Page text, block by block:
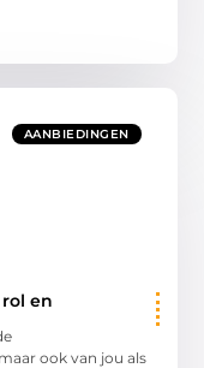
AANBIEDINGEN
en
ook van jou als